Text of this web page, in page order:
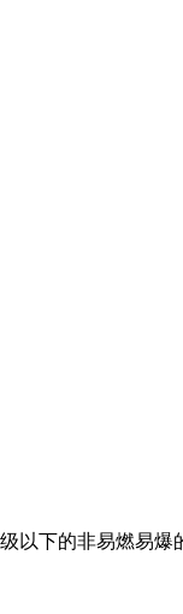
以下的非易燃易